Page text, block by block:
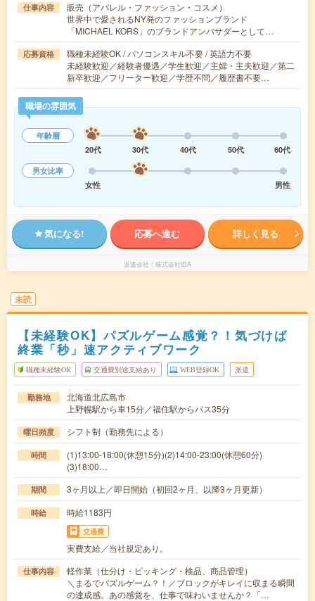
仕事内容
販売（アパレル・ファッション・コスメ）
世界中で愛されるNY発のファッションブランド
「MICHAEL KORS」のブランドアンバサダーとして…
応募資格
職種未経験OK / パソコンスキル不要 / 英語力不要
未経験歓迎／経験者優遇／学生歓迎／主婦・主夫歓迎／第二
新卒歓迎／フリーター歓迎／学歴不問／履歴書不要…
職場の雰囲気
年齢層
20代
30代 40代 50代
60代
男女比率
女性
男性
気になる! 応募へ進む 詳しく見る
派遣会社 株式会社iDA
未読
【未経験OK】パズルゲーム感覚？！気づけば
終業「秒」速アクティブワーク
職種未経験OK 交通費別途支給あり WEB登録OK 派遣
勤務地
北海道北広島市
上野幌駅から車15分／福住駅からバス35分
曜日頻度 シフト制（勤務先による）
時間
(1)13:00-18:00(休憩15分)(2)14:00-23:00(休憩60分)
(3)18:00…
期間 3ヶ月以上／即日開始（初回2ヶ月、以降3ヶ月更新）
時給 時給1183円
交通費
実費支給／当社規定あり。
仕事内容
軽作業（仕分け・ピッキング・検品、商品管理）
＼まるでパズルゲーム？！／ブロックがキレイに収まる瞬間
の達成感。あの感覚を、仕事で味わいませんか？「…